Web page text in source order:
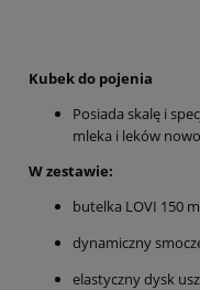
Kubek do pojenia
Posiada skalę i
mleka i leków
W zestawie:
butelka LOVI 150
dynamiczny
elastyczny dysk